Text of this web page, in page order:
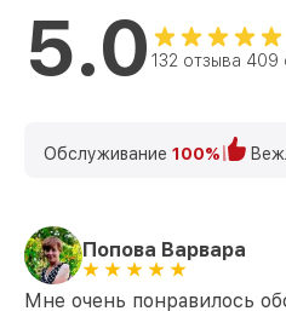
5.0 132 отзыва 409
Обслуживание 100%
Попова Варвара
Мне очень понравилось